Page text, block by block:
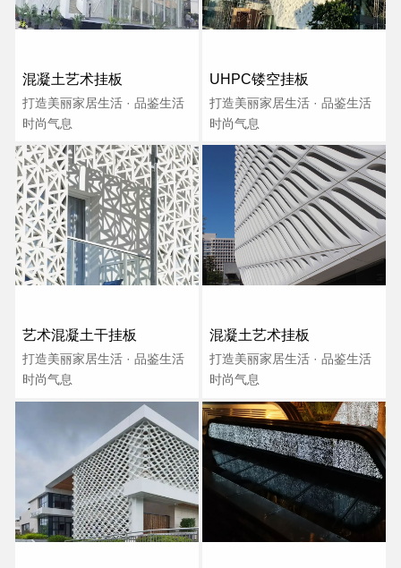
混凝土艺术挂板
打造美丽家居生活 · 品鉴生活
时尚气息
UHPC镂空挂板
打造美丽家居生活 · 品鉴生活
时尚气息
艺术混凝土干挂板
打造美丽家居生活 · 品鉴生活
时尚气息
混凝土艺术挂板
打造美丽家居生活 · 品鉴生活
时尚气息